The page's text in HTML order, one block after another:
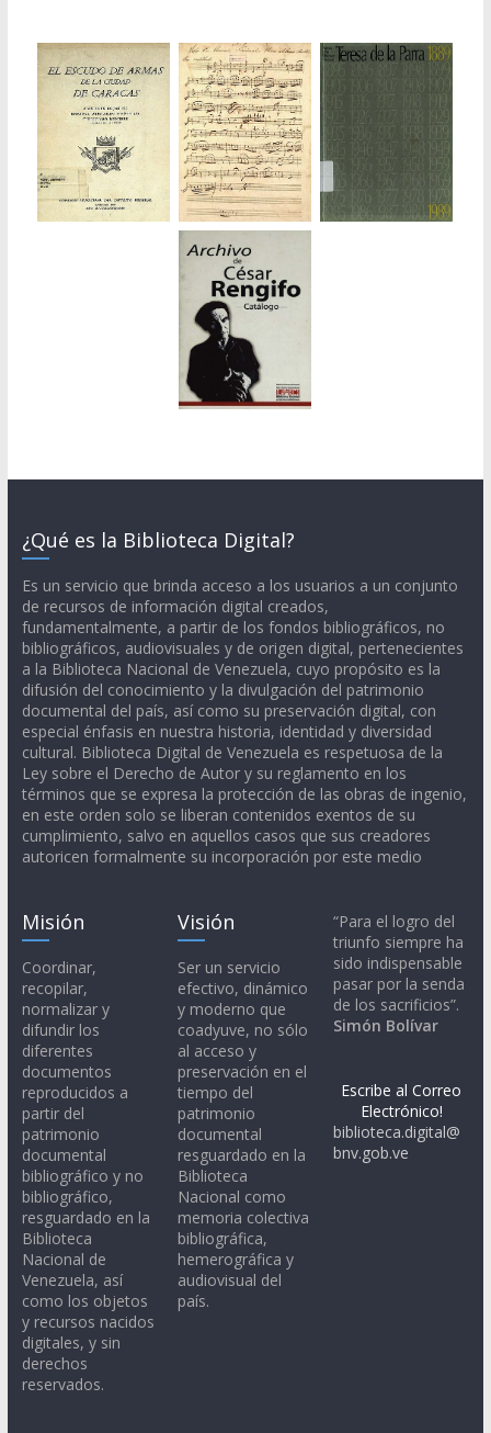
¿Qué es la Biblioteca Digital?
Es un servicio que brinda acceso a los usuarios a un conjunto
de recursos de información digital creados,
fundamentalmente, a partir de los fondos bibliográficos, no
bibliográficos, audiovisuales y de origen digital, pertenecientes
a la Biblioteca Nacional de Venezuela, cuyo propósito es la
difusión del conocimiento y la divulgación del patrimonio
documental del país, así como su preservación digital, con
especial énfasis en nuestra historia, identidad y diversidad
cultural. Biblioteca Digital de Venezuela es respetuosa de la
Ley sobre el Derecho de Autor y su reglamento en los
términos que se expresa la protección de las obras de ingenio,
en este orden solo se liberan contenidos exentos de su
cumplimiento, salvo en aquellos casos que sus creadores
autoricen formalmente su incorporación por este medio
Misión
Coordinar,
recopilar,
normalizar y
difundir los
diferentes
documentos
reproducidos a
partir del
patrimonio
documental
bibliográfico y no
bibliográfico,
resguardado en la
Biblioteca
Nacional de
Venezuela, así
como los objetos
y recursos nacidos
digitales, y sin
derechos
reservados.
Visión
Ser un servicio
efectivo, dinámico
y moderno que
coadyuve, no sólo
al acceso y
preservación en el
tiempo del
patrimonio
documental
resguardado en la
Biblioteca
Nacional como
memoria colectiva
bibliográfica,
hemerográfica y
audiovisual del
país.
“Para el logro del
triunfo siempre ha
sido indispensable
pasar por la senda
de los sacrificios”.
Simón Bolívar
Escribe al Correo
Electrónico!
biblioteca.digital@
bnv.gob.ve